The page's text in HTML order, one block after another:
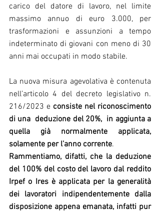
carico del datore di lavoro, nel limite
massimo annuo di euro 3.000, per
trasformazioni e assunzioni a tempo
indeterminato di giovani con meno di 30
anni mai occupati in modo stabile.
La nuova misura agevolativa è contenuta
nell’articolo 4 del decreto legislativo n.
216/2023 e consiste nel riconoscimento
di una  deduzione del 20%,  in aggiunta a
quella già normalmente applicata,
solamente per l’anno corrente.
Rammentiamo, difatti, che la deduzione
del 100% del costo del lavoro dal reddito
Irpef o Ires è applicata per la generalità
dei lavoratori indipendentemente dalla
disposizione appena emanata, infatti pur